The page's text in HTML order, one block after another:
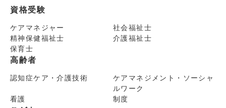
資格受験
ケアマネジャー
社会福祉士
精神保健福祉士
介護福祉士
保育士
高齢者
認知症ケア・介護技術
ケアマネジメント・ソーシャ
ルワーク
看護
制度